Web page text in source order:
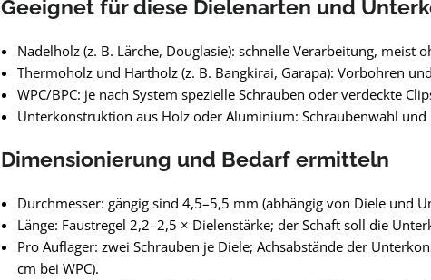
Geeignet für diese Dielenarten und
Nadelholz (z. B. Lärche, Douglasie): schnelle Verarbeitung, meist
Thermoholz und Hartholz (z. B. Bangkirai, Garapa): Vorbohren
WPC/BPC: je nach System spezielle Schrauben oder verdeckte
Unterkonstruktion aus Holz oder Aluminium: Schraubenwahl
Dimensionierung und Bedarf ermitteln
Durchmesser: gängig sind 4,5–5,5 mm (abhängig von Diele und
Länge: Faustregel 2,2–2,5 × Dielenstärke; der Schaft soll die
Pro Auflager: zwei Schrauben je Diele; Achsabstände der
cm bei WPC).